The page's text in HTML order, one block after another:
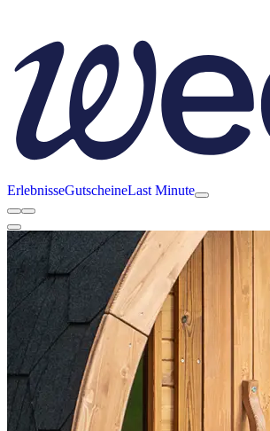
ErlebnisseGutscheineLast Minute